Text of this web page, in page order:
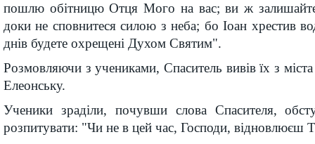
пошлю обітницю Отця Мого на вас; ви ж
доки не сповнитеся силою з неба; бо Іоан хрестив
днів будете охрещені Духом Святим".
Розмовляючи з учениками, Спаситель вивів їх з
Елеонську.
Ученики зраділи, почувши слова Спасителя,
розпитувати: "Чи не в цей час, Господи, відновлюєш